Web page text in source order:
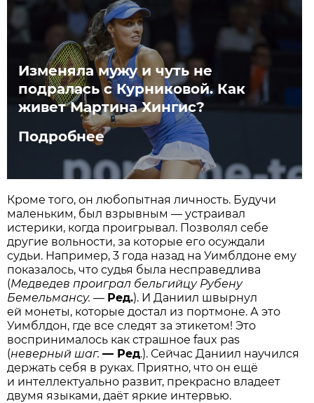
Изменяла мужу и чуть не
подралась с Курниковой. Как
живет Мартина Хингис?
Подробнее
Кроме того, он любопытная личность. Будучи
маленьким, был взрывным — устраивал
истерики, когда проигрывал. Позволял себе
другие вольности, за которые его осуждали
судьи. Например, 3 года назад на Уимблдоне ему
показалось, что судья была несправедлива
(Медведев проиграл бельгийцу Рубену
Бемельмансу. — Ред.). И Даниил швырнул
ей монеты, которые достал из портмоне. А это
Уимблдон, где все следят за этикетом! Это
воспринималось как страшное faux pas
(неверный шаг. — Ред.). Сейчас Даниил научился
держать себя в руках. Приятно, что он ещё
и интеллектуально развит, прекрасно владеет
двумя языками, даёт яркие интервью.